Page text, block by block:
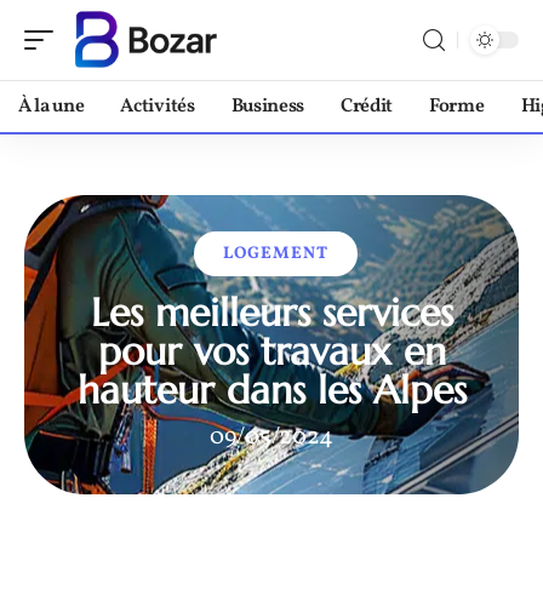
À la une Activités Business Crédit Forme
LOGEMENT
Les meilleurs services
pour vos travaux en
hauteur dans les Alpes
09/05/2024